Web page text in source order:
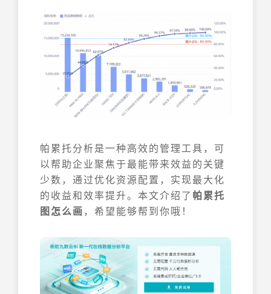
帕累托分析是一种高效的管理工具，可
以帮助企业聚焦于最能带来效益的关键
少数，通过优化资源配置，实现最大化
的收益和效率提升。本文介绍了 帕累托
图怎么画 ，希望能够帮到你哦！